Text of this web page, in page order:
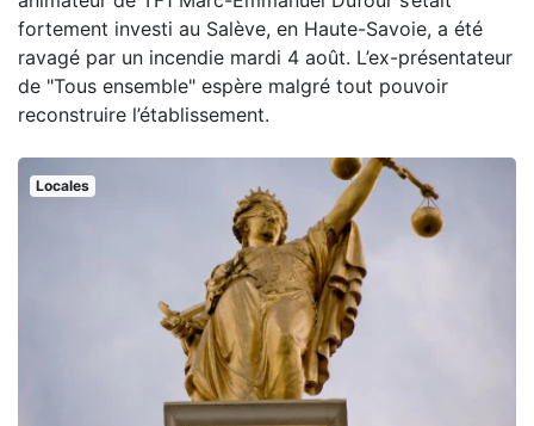
fortement investi au Salève, en Haute-Savoie, a été
ravagé par un incendie mardi 4 août. L’ex-présentateur
de "Tous ensemble" espère malgré tout pouvoir
reconstruire l’établissement.
Locales